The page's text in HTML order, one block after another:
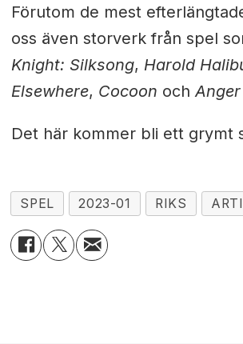
Förutom de mest
oss även storverk från spel
Knight: Silksong, Harold
Elsewhere, Cocoon och
Det här kommer bli ett grymt
SPEL 2023-01 RIKS